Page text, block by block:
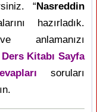
“Nasreddin
hazırladık.
anlamanızı
Kitabı Sayfa
soruları